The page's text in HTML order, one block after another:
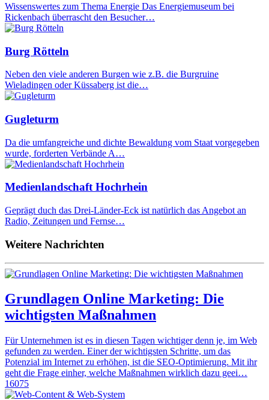
Wissenswertes zum Thema Energie Das Energiemuseum bei
Rickenbach überrascht den Besucher…
Burg Rötteln
Neben den viele anderen Burgen wie z.B. die Burgruine
Wieladingen oder Küssaberg ist die…
Gugleturm
Da die umfangreiche und dichte Bewaldung vom Staat vorgegeben
wurde, forderten Verbände A…
Medienlandschaft Hochrhein
Geprägt duch das Drei-Länder-Eck ist natürlich das Angebot an
Radio, Zeitungen und Fernse…
Weitere Nachrichten
Grundlagen Online Marketing: Die
wichtigsten Maßnahmen
Für Unternehmen ist es in diesen Tagen wichtiger denn je, im Web
gefunden zu werden. Einer der wichtigsten Schritte, um das
Potenzial im Internet zu erhöhen, ist die SEO-Optimierung. Mit ihr
geht die Frage einher, welche Maßnahmen wirklich dazu geei…
16075